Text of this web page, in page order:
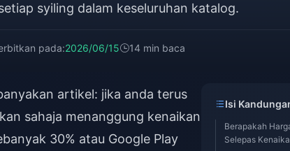
syiling dalam keseluruhan katalog.
pada:2026/06/15 14 min baca
artikel: jika anda terus
sahaja menanggung kenaikan
30% atau Google Play
Isi
Berapakah
Selepas